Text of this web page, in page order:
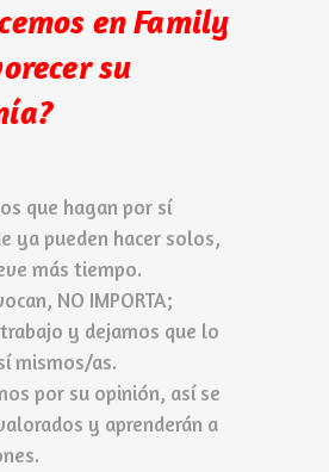
en Family
su
que hagan por sí
ya pueden hacer solos,
más tiempo.
NO IMPORTA;
y dejamos que lo
mismos/as.
por su opinión, así se
y aprenderán a